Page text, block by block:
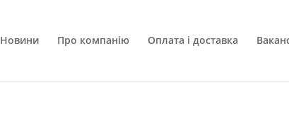
Новини Про компанію Оплата і доставка